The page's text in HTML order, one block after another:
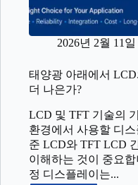
2026년 2월 11일
태양광 아래에서 LCD
더 나은가?
LCD 및 TFT 기술의
환경에서 사용할 디
준 LCD와 TFT LCD
이해하는 것이 중요
정 디스플레이는...